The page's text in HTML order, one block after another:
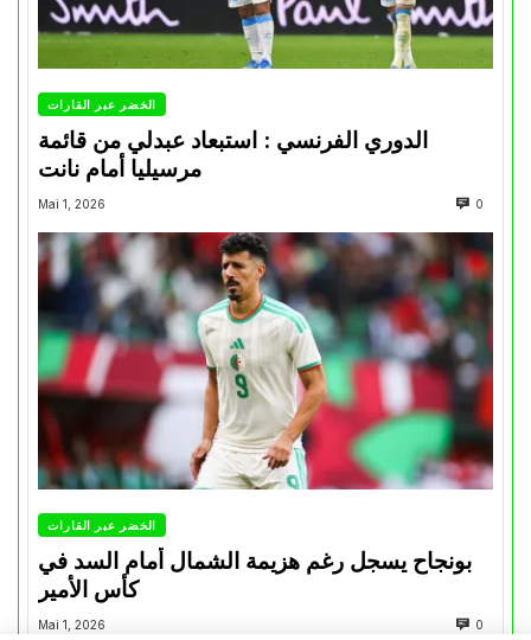
الخضر عبر القارات
الدوري الفرنسي : استبعاد عبدلي من قائمة
مرسيليا أمام نانت
Mai 1, 2026 0
الخضر عبر القارات
بونجاح يسجل رغم هزيمة الشمال أمام السد في
كأس الأمير
Mai 1, 2026 0